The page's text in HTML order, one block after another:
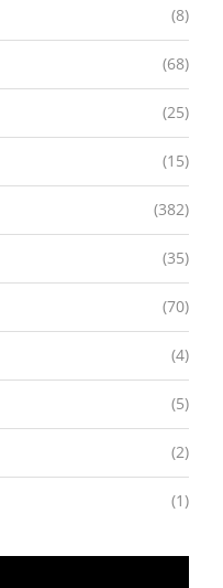
(8)
(68)
(25)
(15)
(382)
(35)
(70)
(4)
(5)
(2)
(1)